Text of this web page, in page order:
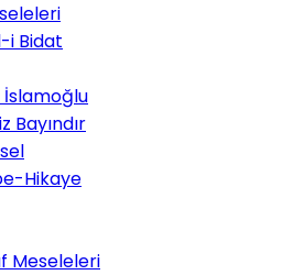
i Bidat
Bayındır
Hikaye
Meseleleri